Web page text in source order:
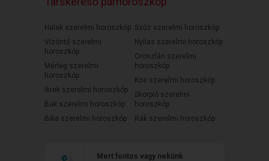
Halak szerelmi horoszkóp
Vízöntő szerelmi
horoszkóp
Mérleg szerelmi
horoszkóp
Ikrek szerelmi horoszkóp
Bak szerelmi horoszkóp
Bika szerelmi horoszkóp
Szűz szerelmi horoszkóp
Nyilas szerelmi horoszkóp
Oroszlán szerelmi
horoszkóp
Kos szerelmi horoszkóp
Skorpió szerelmi
horoszkóp
Rák szerelmi horoszkóp
Mert fontos vagy nekünk